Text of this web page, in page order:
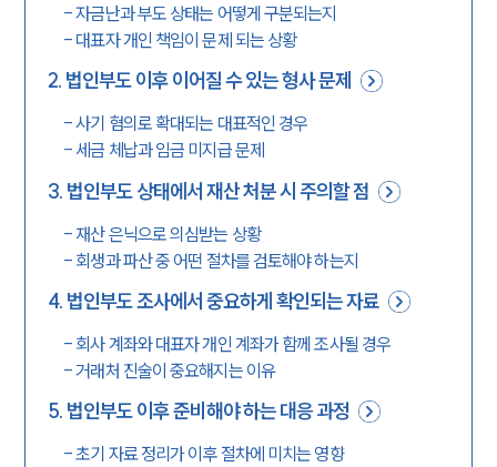
-자금난과 부도 상태는 어떻게 구분되는지
- 대표자 개인 책임이 문제 되는 상황
2. 법인부도 이후 이어질 수 있는 형사 문제
-사기 혐의로 확대되는 대표적인 경우
- 세금 체납과 임금 미지급 문제
3. 법인부도 상태에서 재산 처분 시 주의할 점
- 재산 은닉으로 의심받는 상황
- 회생과 파산 중 어떤 절차를 검토해야 하는지
4. 법인부도 조사에서 중요하게 확인되는 자료
- 회사 계좌와 대표자 개인 계좌가 함께 조사될 경우
-거래처 진술이 중요해지는 이유
5. 법인부도 이후 준비해야 하는 대응 과정
-초기 자료 정리가 이후 절차에 미치는 영향